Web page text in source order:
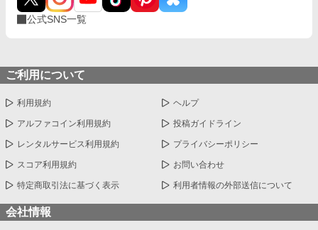
公式SNS一覧
ご利用について
利用規約 ヘルプ
アルファコイン利用規約 投稿ガイドライン
レンタルサービス利用規約 プライバシーポリシー
スコア利用規約 お問い合わせ
特定商取引法に基づく表示 利用者情報の外部送信について
会社情報